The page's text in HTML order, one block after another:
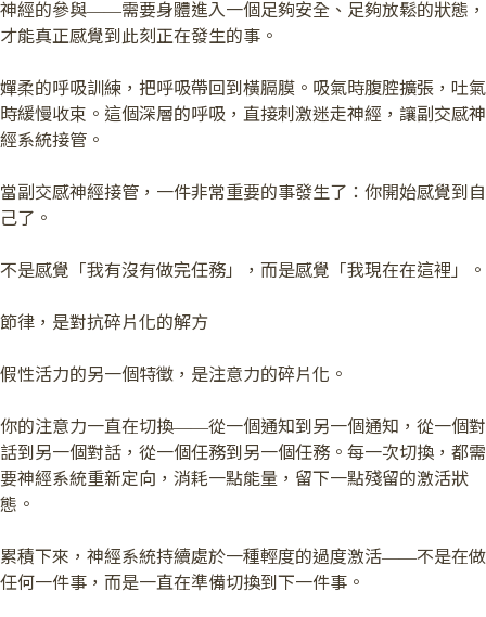
神經的參與——需要身體進入一個足夠安全、足夠放鬆的狀態，
才能真正感覺到此刻正在發生的事。
嬋柔的呼吸訓練，把呼吸帶回到橫膈膜。吸氣時腹腔擴張，吐氣
時緩慢收束。這個深層的呼吸，直接刺激迷走神經，讓副交感神
經系統接管。
當副交感神經接管，一件非常重要的事發生了：你開始感覺到自
己了。
不是感覺「我有沒有做完任務」，而是感覺「我現在在這裡」。
節律，是對抗碎片化的解方
假性活力的另一個特徵，是注意力的碎片化。
你的注意力一直在切換——從一個通知到另一個通知，從一個對
話到另一個對話，從一個任務到另一個任務。每一次切換，都需
要神經系統重新定向，消耗一點能量，留下一點殘留的激活狀
態。
累積下來，神經系統持續處於一種輕度的過度激活——不是在做
任何一件事，而是一直在準備切換到下一件事。